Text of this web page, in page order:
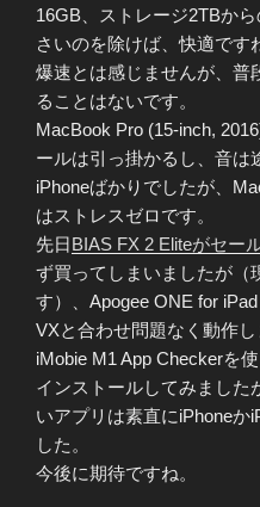
16GB、ストレージ2TBか
さいのを除けば、快適です
爆速とは感じませんが、普
ることはないです。
MacBook Pro (15-inch,
ールは引っ掛かるし、音は
iPhoneばかりでしたが、
はストレスゼロです。
先日BIAS FX 2 Eliteがセー
ず買ってしまいましたが（
す）、Apogee ONE for
VXと合わせ問題なく動作し
iMobie M1 App Checkerを
インストールしてみました
いアプリは素直にiPhoneか
した。
今後に期待ですね。